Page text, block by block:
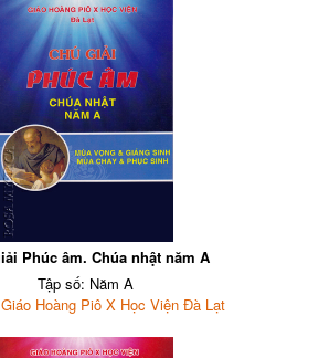
Phúc âm. Chúa nhật năm A
Tập số: Năm A
Giáo Hoàng Piô X Học Viện Đà Lạt